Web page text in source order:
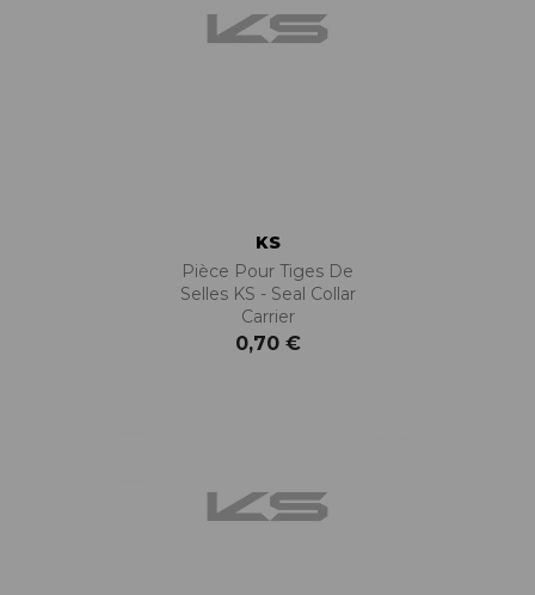
KS
Pièce Pour Tiges De
Selles KS - Seal Collar
Carrier
0,70 €